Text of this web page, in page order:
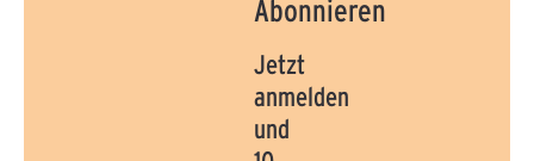
Abonnieren
Jetzt
anmelden
und